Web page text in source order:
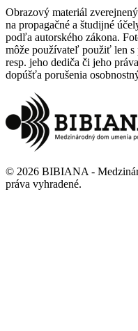
Obrazový materiál
na propagačné a študijné
podľa autorského zákona.
môže používateľ použiť len s
resp. jeho dediča či jeho
dopúšťa porušenia
© 2026 BIBIANA -
práva vyhradené.